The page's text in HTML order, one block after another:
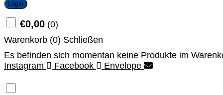
Login
€0,00 (0)
Warenkorb (0) Schließen
Es befinden sich momentan keine Produkte im
Instagram
Facebook Envelope